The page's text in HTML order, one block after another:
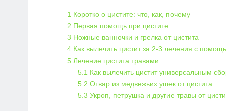
1 Коротко о цистите: что, как, почему
2 Первая помощь при цистите
3 Ножные ванночки и грелка от цистита
4 Как вылечить цистит за 2-3 лечения с
5 Лечение цистита травами
5.1 Как вылечить цистит универсальным
5.2 Отвар из медвежьих ушек от цистита
5.3 Укроп, петрушка и другие травы от